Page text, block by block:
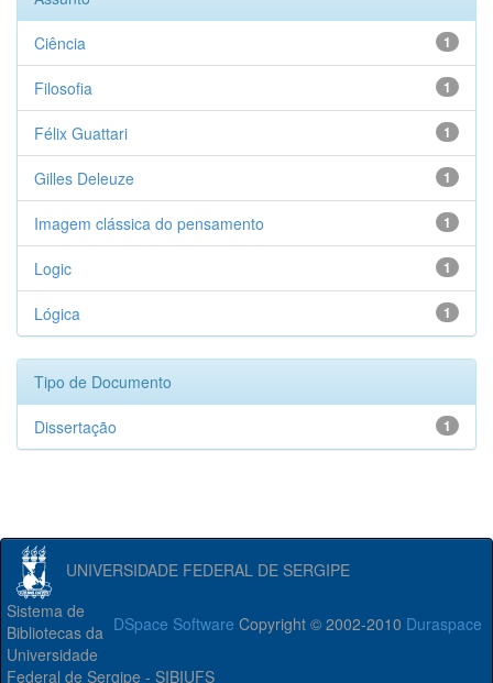
1
Ciência
1
Filosofia
1
Félix Guattari
1
Gilles Deleuze
1
Imagem clássica do pensamento
1
Logic
1
Lógica
Tipo de Documento
1
Dissertação
UNIVERSIDADE FEDERAL DE SERGIPE
DSpace Software Copyright © 2002-2010 Duraspace
Sistema de
Bibliotecas da
Universidade
Federal de Sergipe - SIBIUFS